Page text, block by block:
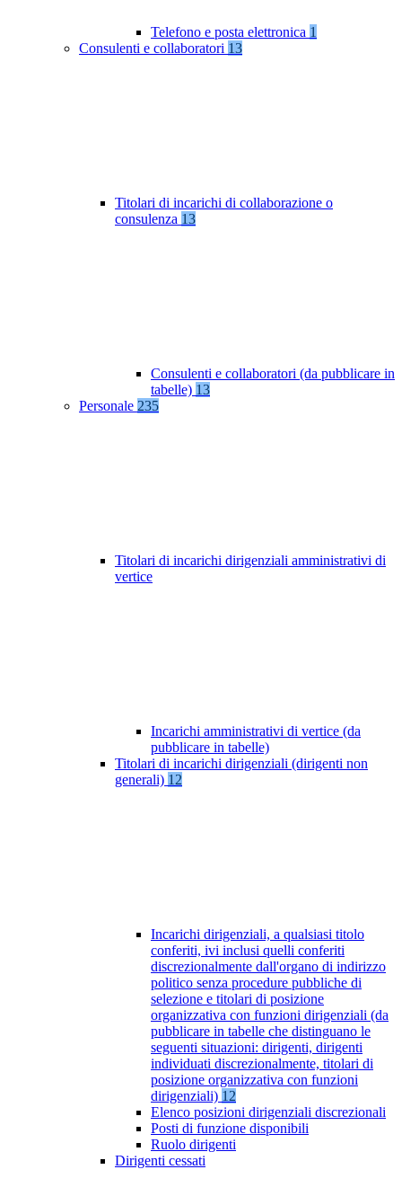
Telefono e posta elettronica 1
Consulenti e collaboratori 13
Titolari di incarichi di collaborazione o
consulenza 13
Consulenti e collaboratori (da pubblicare in
tabelle) 13
Personale 235
Titolari di incarichi dirigenziali amministrativi di
vertice
Incarichi amministrativi di vertice (da
pubblicare in tabelle)
Titolari di incarichi dirigenziali (dirigenti non
generali) 12
Incarichi dirigenziali, a qualsiasi titolo
conferiti, ivi inclusi quelli conferiti
discrezionalmente dall'organo di indirizzo
politico senza procedure pubbliche di
selezione e titolari di posizione
organizzativa con funzioni dirigenziali (da
pubblicare in tabelle che distinguano le
seguenti situazioni: dirigenti, dirigenti
individuati discrezionalmente, titolari di
posizione organizzativa con funzioni
dirigenziali) 12
Elenco posizioni dirigenziali discrezionali
Posti di funzione disponibili
Ruolo dirigenti
Dirigenti cessati